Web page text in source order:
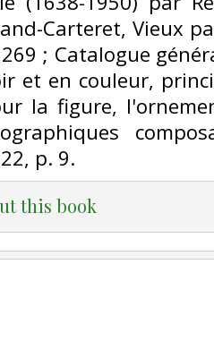
Carteret, Vieux
; Catalogue
et en couleur,
la figure,
p. 9.‎
this book